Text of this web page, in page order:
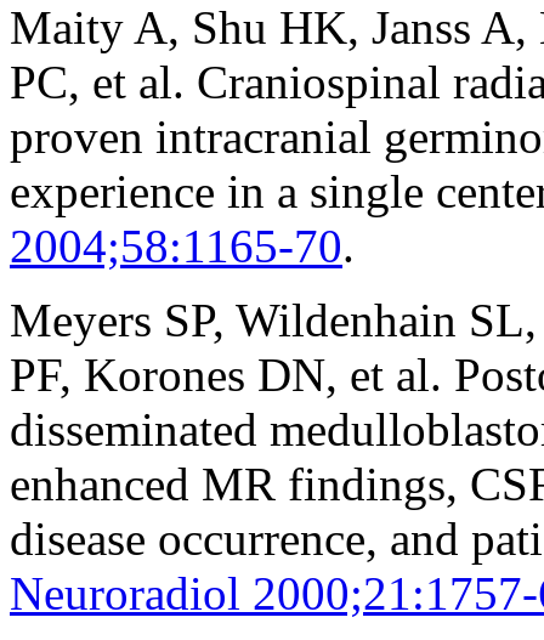
Maity A, Shu HK, Janss
PC, et al. Craniospinal
proven intracranial
experience in a single
2004;58:1165-70.
Meyers SP, Wildenhain
PF, Korones DN, et al.
disseminated
enhanced MR findings,
disease occurrence, and
Neuroradiol